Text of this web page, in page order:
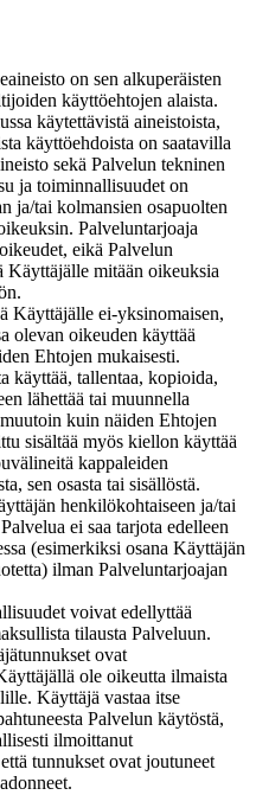
on sen alkuperäisten
käyttöehtojen alaista.
käytettävistä aineistoista,
käyttöehdoista on saatavilla
sekä Palvelun tekninen
ja toiminnallisuudet on
ja/tai kolmansien osapuolten
Palveluntarjoaja
eikä Palvelun
Käyttäjälle mitään oikeuksia
Käyttäjälle ei-yksinomaisen,
olevan oikeuden käyttää
Ehtojen mukaisesti.
käyttää, tallentaa, kopioida,
lähettää tai muunnella
kuin näiden Ehtojen
sisältää myös kiellon käyttää
kappaleiden
sen osasta tai sisällöstä.
henkilökohtaiseen ja/tai
ei saa tarjota edelleen
(esimerkiksi osana Käyttäjän
ilman Palveluntarjoajan
voivat edellyttää
tilausta Palveluun.
ovat
ole oikeutta ilmaista
Käyttäjä vastaa itse
Palvelun käytöstä,
ilmoittanut
tunnukset ovat joutuneet